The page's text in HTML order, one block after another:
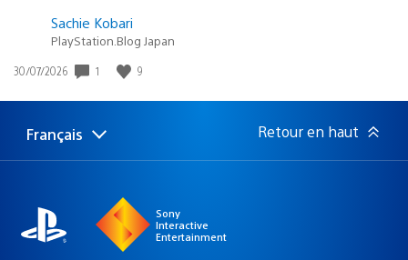
Sachie Kobari
PlayStation.Blog Japan
Date
publication
30/07/2026 1 9
Choisir
Région
Français Retour en haut
Sony
Interactive
Entertainment